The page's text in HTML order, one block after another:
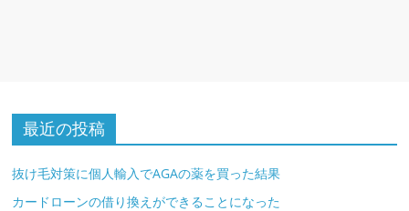
最近の投稿
抜け毛対策に個人輸入でAGAの薬を買った結果
カードローンの借り換えができることになった